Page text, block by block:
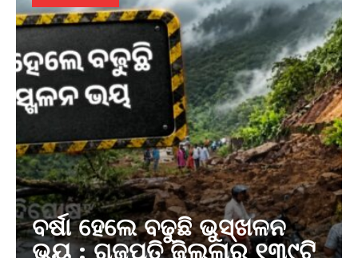
ବର୍ଷା ହେଲେ ବଢୁଛି ଭୁସ୍ଖଳନ
ଭୟ : ଗଜପତି ଜିଲ୍ଲାର ୧୩୯ଟି